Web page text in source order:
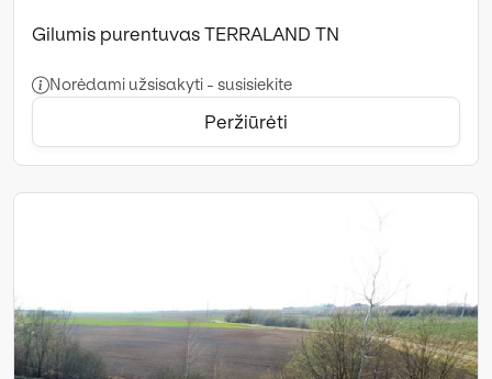
Gilumis purentuvas TERRALAND TN
Norėdami užsisakyti - susisiekite
Peržiūrėti